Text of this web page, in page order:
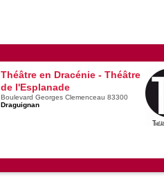
Théâtre en Dracénie - Théâtre
de l'Esplanade
Boulevard Georges Clemenceau 83300
Draguignan